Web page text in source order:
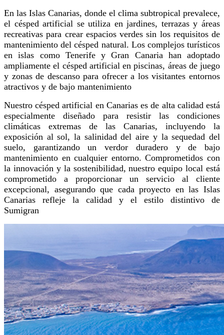
En las Islas Canarias, donde el clima subtropical prevalece,
el césped artificial se utiliza en jardines, terrazas y áreas
recreativas para crear espacios verdes sin los requisitos de
mantenimiento del césped natural. Los complejos turísticos
en islas como Tenerife y Gran Canaria han adoptado
ampliamente el césped artificial en piscinas, áreas de juego
y zonas de descanso para ofrecer a los visitantes entornos
atractivos y de bajo mantenimiento
Nuestro césped artificial en Canarias es de alta calidad está
especialmente diseñado para resistir las condiciones
climáticas extremas de las Canarias, incluyendo la
exposición al sol, la salinidad del aire y la sequedad del
suelo, garantizando un verdor duradero y de bajo
mantenimiento en cualquier entorno. Comprometidos con
la innovación y la sostenibilidad, nuestro equipo local está
comprometido a proporcionar un servicio al cliente
excepcional, asegurando que cada proyecto en las Islas
Canarias refleje la calidad y el estilo distintivo de
Sumigran